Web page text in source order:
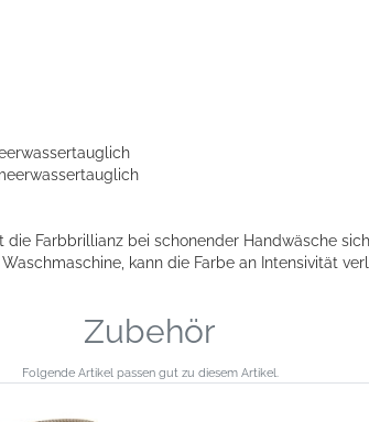
die Farbbrillianz bei schonender Handwäsche
kann die Farbe an Intensivität
Zubehör
Folgende Artikel passen gut zu diesem Artikel.